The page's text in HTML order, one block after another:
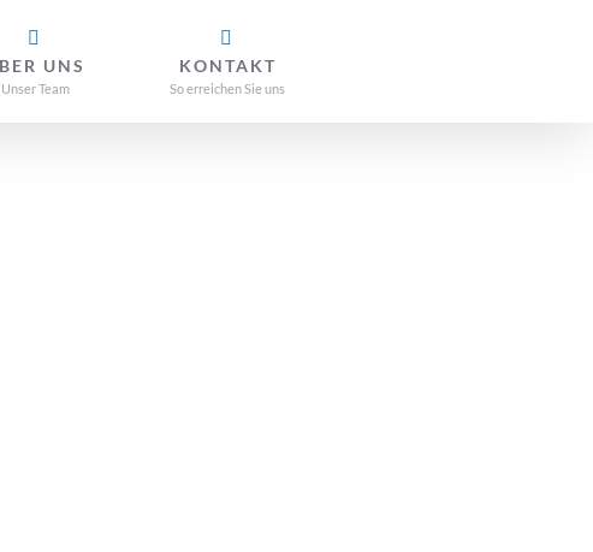
UNS
Unser Team
KONTAKT
So erreichen Sie uns